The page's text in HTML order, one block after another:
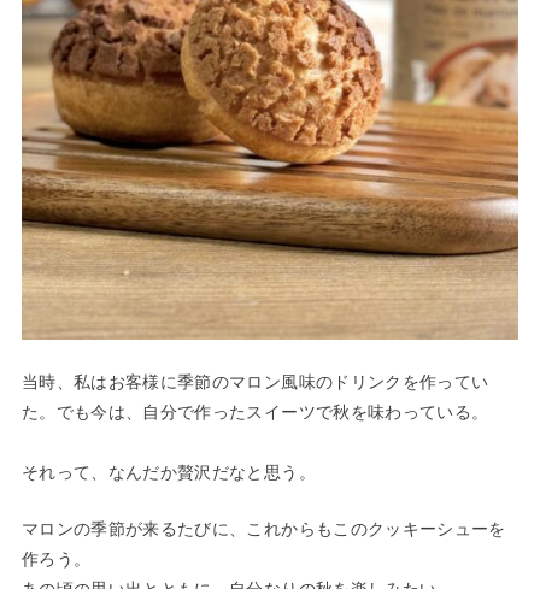
当時、私はお客様に季節のマロン風味のドリンクを作ってい
た。でも今は、自分で作ったスイーツで秋を味わっている。
それって、なんだか贅沢だなと思う。
マロンの季節が来るたびに、これからもこのクッキーシューを
作ろう。